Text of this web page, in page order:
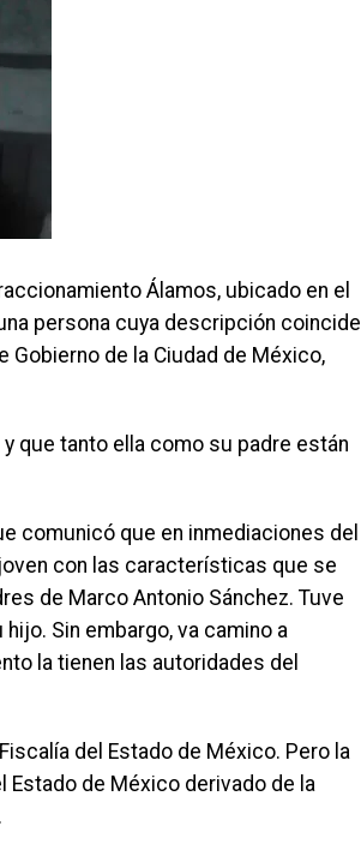
Álamos, ubicado en el
persona cuya descripción coincide
Gobierno de la Ciudad de México,
que tanto ella como su padre están
comunicó que en inmediaciones del
con las características que se
de Marco Antonio Sánchez. Tuve
Sin embargo, va camino a
la tienen las autoridades del
del Estado de México. Pero la
de México derivado de la